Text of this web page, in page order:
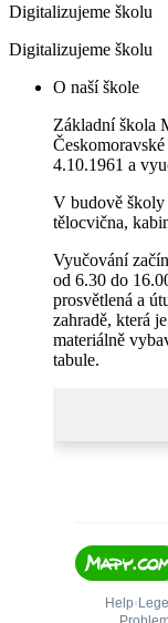
Digitalizujeme školu
Digitalizujeme školu
O naší škole
Základní škola
4.10.1961 a
V budově školy
tělocvična,
Vyučování
od 6.30 do
prosvětlená a
zahradě, která
materiálně
tabule.